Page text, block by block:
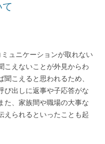
ュニケーションが取れない
こえないことが外見からわ
こえると思われるため、
び出しに返事や子応答がな
た、家族間や職場の大事な
えられるといったことも起